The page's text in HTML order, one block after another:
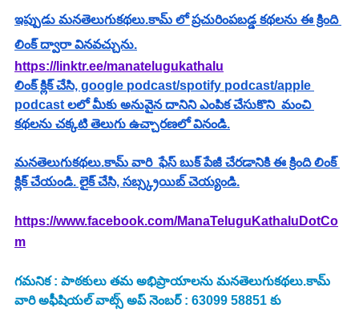
ఇప్పుడు మనతెలుగుకథలు.కామ్ లో ప్రచురింపబడ్డ కథలను ఈ క్రింది
లింక్ ద్వారా వినవచ్చును.
https://linktr.ee/manatelugukathalu
లింక్ క్లిక్ చేసి, google podcast/spotify podcast/apple
podcast లలో మీకు అనువైన దానిని ఎంపిక చేసుకొని  మంచి
కథలను చక్కటి తెలుగు ఉచ్చారణలో వినండి.
మనతెలుగుకథలు.కామ్ వారి  ఫేస్ బుక్ పేజీ చేరడానికి ఈ క్రింది లింక్
క్లిక్ చేయండి. లైక్ చేసి, సబ్స్క్రయిబ్ చెయ్యండి.
https://www.facebook.com/ManaTeluguKathaluDotCo
m
గమనిక : పాఠకులు తమ అభిప్రాయాలను మనతెలుగుకథలు.కామ్
వారి అఫీషియల్ వాట్స్ అప్ నెంబర్ : 63099 58851 కు